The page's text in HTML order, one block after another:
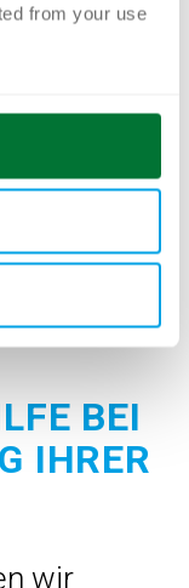
from your use
sich
zu nehmen,
BEI
IHRER
wir